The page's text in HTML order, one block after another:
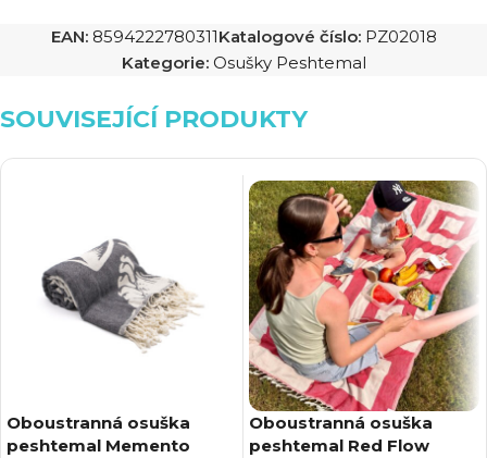
EAN: 8594222780311Katalogové číslo: PZ02018
Kategorie: Osušky Peshtemal
SOUVISEJÍCÍ PRODUKTY
Oboustranná osuška
peshtemal Memento
Oboustranná osuška
peshtemal Red Flow